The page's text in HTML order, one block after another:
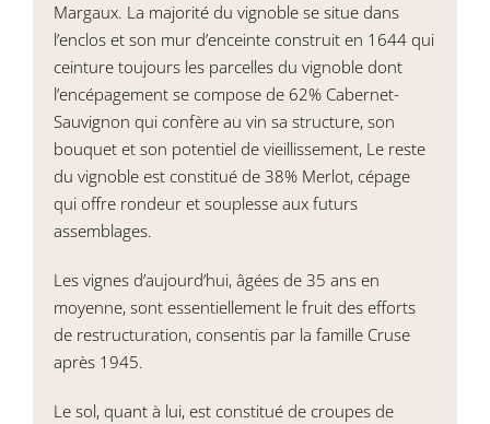
Margaux. La majorité du vignoble se situe dans
l’enclos et son mur d’enceinte construit en 1644 qui
ceinture toujours les parcelles du vignoble dont
l’encépagement se compose de 62% Cabernet-
Sauvignon qui confère au vin sa structure, son
bouquet et son potentiel de vieillissement, Le reste
du vignoble est constitué de 38% Merlot, cépage
qui offre rondeur et souplesse aux futurs
assemblages.
Les vignes d’aujourd’hui, âgées de 35 ans en
moyenne, sont essentiellement le fruit des efforts
de restructuration, consentis par la famille Cruse
après 1945.
Le sol, quant à lui, est constitué de croupes de